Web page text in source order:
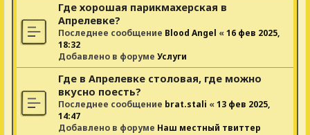
Где хорошая парикмахерская в
Апрелевке?
Последнее сообщение Blood Angel «16 фев 2025,
18:32
Добавлено в форуме Услуги
Где в Апрелевке столовая, где можно
вкусно поесть?
Последнее сообщение brat.stali «13 фев 2025,
14:47
Добавлено в форуме Наш местный твиттер